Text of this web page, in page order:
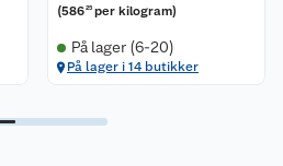
(586 25 per kilogram)
På lager (6-20)
På lager i 14 butikker